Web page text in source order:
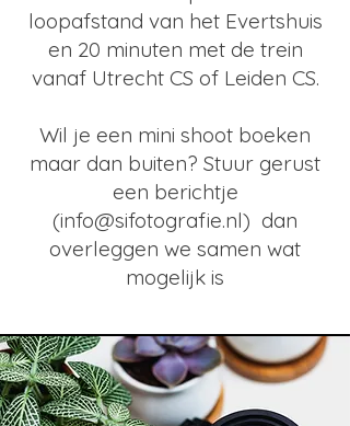
loopafstand van het Evertshuis
en 20 minuten met de trein
vanaf Utrecht CS of Leiden CS.
Wil je een mini shoot boeken
maar dan buiten? Stuur gerust
een berichtje
(info@sifotografie.nl) dan
overleggen we samen wat
mogelijk is